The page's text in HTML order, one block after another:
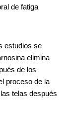
de fatiga
estudios se
elimina
de los
proceso de la
telas después